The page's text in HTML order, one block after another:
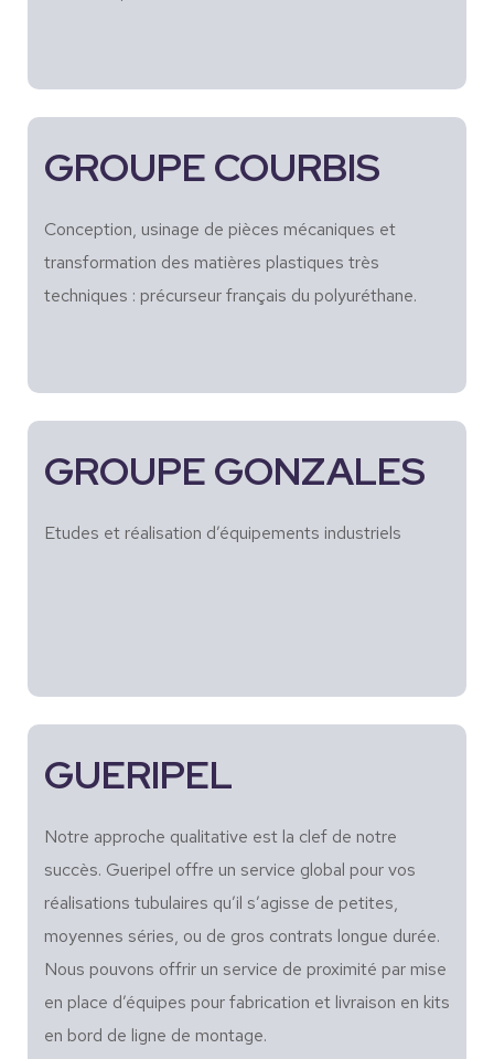
GROUPE COURBIS
Conception, usinage de pièces mécaniques et
transformation des matières plastiques très
techniques : précurseur français du polyuréthane.
GROUPE GONZALES
Etudes et réalisation d’équipements industriels
GUERIPEL
Notre approche qualitative est la clef de notre
succès. Gueripel offre un service global pour vos
réalisations tubulaires qu’il s’agisse de petites,
moyennes séries, ou de gros contrats longue durée.
Nous pouvons offrir un service de proximité par mise
en place d’équipes pour fabrication et livraison en kits
en bord de ligne de montage.